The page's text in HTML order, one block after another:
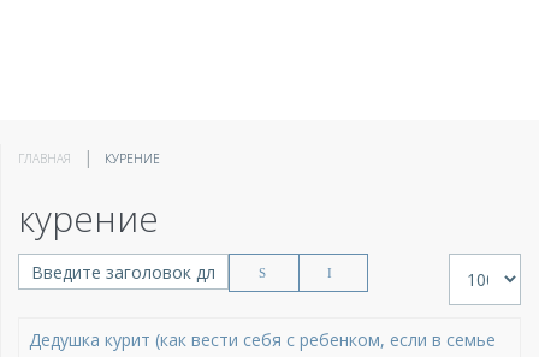
ГЛАВНАЯ КУРЕНИЕ
курение
Введите заголовок для поиска...
Дедушка курит (как вести себя с ребенком, если в семье